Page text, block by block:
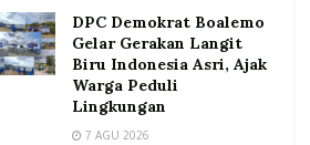
DPC Demokrat Boalemo
Gelar Gerakan Langit
Biru Indonesia Asri, Ajak
Warga Peduli
Lingkungan
7 AGU 2026